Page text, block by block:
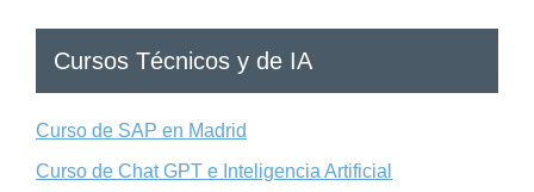
Cursos Técnicos y de IA
Curso de SAP en Madrid
Curso de Chat GPT e Inteligencia Artificial